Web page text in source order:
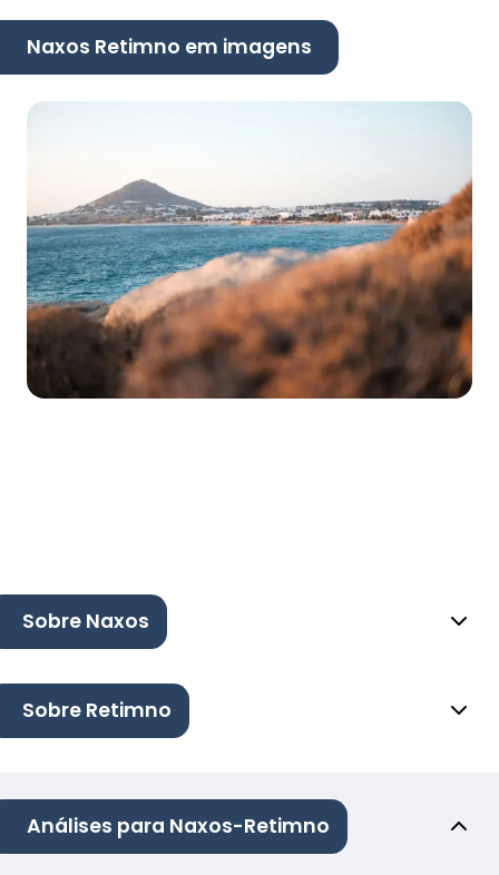
Naxos Retimno em imagens
Sobre Naxos
Sobre Retimno
Análises para Naxos-Retimno